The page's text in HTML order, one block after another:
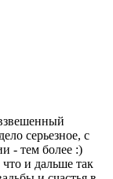
серьезное, с
- тем более :)
и дальше так